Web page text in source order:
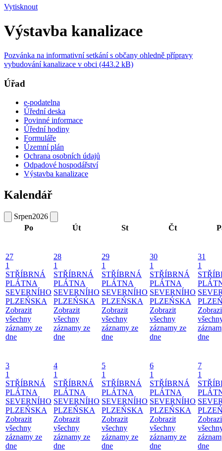
Vytisknout
Výstavba kanalizace
Pozvánka na informativní setkání s občany ohledně přípravy
vybudování kanalizace v obci (443.2 kB)
Úřad
e-podatelna
Úřední deska
Povinné informace
Úřední hodiny
Formuláře
Územní plán
Ochrana osobních údajů
Odpadové hospodářství
Výstavba kanalizace
Kalendář
Srpen2026
Po
Út St Čt
27
1
STŘÍBRNÁ
PLÁTNA
SEVERNÍHO
PLZEŃSKA
Zobrazit
všechny
záznamy ze
dne
28
1
STŘÍBRNÁ
PLÁTNA
SEVERNÍHO
PLZEŃSKA
Zobrazit
všechny
záznamy ze
dne
29
1
STŘÍBRNÁ
PLÁTNA
SEVERNÍHO
PLZEŃSKA
Zobrazit
všechny
záznamy ze
dne
30
1
STŘÍBRNÁ
PLÁTNA
SEVERNÍHO
PLZEŃSKA
Zobrazit
všechny
záznamy ze
dne
31
1
dne
3
1
STŘÍBRNÁ
PLÁTNA
SEVERNÍHO
PLZEŃSKA
Zobrazit
všechny
záznamy ze
dne
4
1
STŘÍBRNÁ
PLÁTNA
SEVERNÍHO
PLZEŃSKA
Zobrazit
všechny
záznamy ze
dne
5
1
STŘÍBRNÁ
PLÁTNA
SEVERNÍHO
PLZEŃSKA
Zobrazit
všechny
záznamy ze
dne
6
1
STŘÍBRNÁ
PLÁTNA
SEVERNÍHO
PLZEŃSKA
Zobrazit
všechny
záznamy ze
dne
7
1
dne